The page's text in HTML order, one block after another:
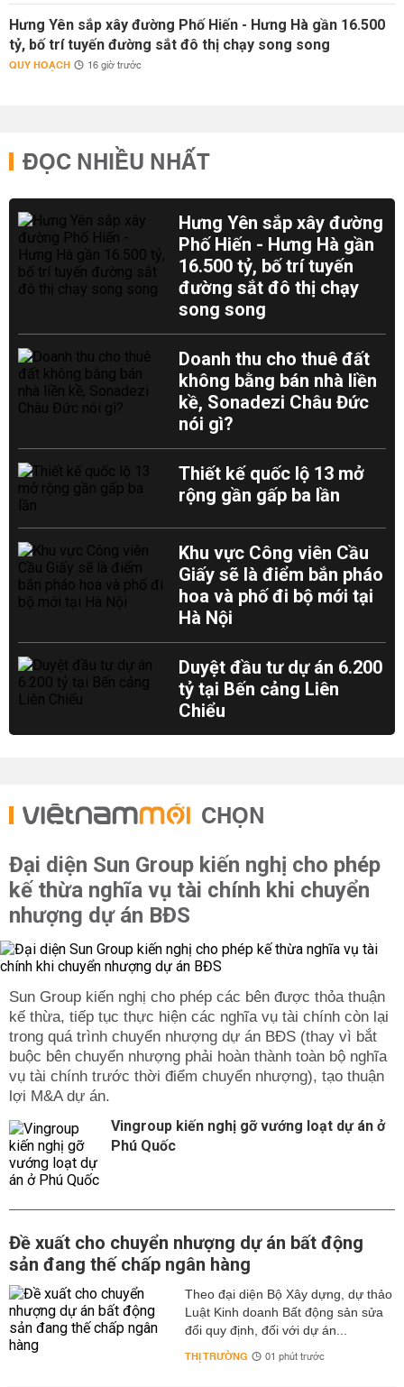
Hưng Yên sắp xây đường Phố Hiến - Hưng Hà gần 16.500
tỷ, bố trí tuyến đường sắt đô thị chạy song song
QUY HOẠCH 16 giờ trước
ĐỌC NHIỀU NHẤT
Hưng Yên sắp xây đường
Phố Hiến - Hưng Hà gần
16.500 tỷ, bố trí tuyến
đường sắt đô thị chạy
song song
Doanh thu cho thuê đất
không bằng bán nhà liền
kề, Sonadezi Châu Đức
nói gì?
Thiết kế quốc lộ 13 mở
rộng gần gấp ba lần
Khu vực Công viên Cầu
Giấy sẽ là điểm bắn pháo
hoa và phố đi bộ mới tại
Hà Nội
Duyệt đầu tư dự án 6.200
tỷ tại Bến cảng Liên
Chiểu
CHỌN
Đại diện Sun Group kiến nghị cho phép
kế thừa nghĩa vụ tài chính khi chuyển
nhượng dự án BĐS
Sun Group kiến nghị cho phép các bên được thỏa thuận
kế thừa, tiếp tục thực hiện các nghĩa vụ tài chính còn lại
trong quá trình chuyển nhượng dự án BĐS (thay vì bắt
buộc bên chuyển nhượng phải hoàn thành toàn bộ nghĩa
vụ tài chính trước thời điểm chuyển nhượng), tạo thuận
lợi M&A dự án.
Vingroup kiến nghị gỡ vướng loạt dự án ở
Phú Quốc
Đề xuất cho chuyển nhượng dự án bất động
sản đang thế chấp ngân hàng
Theo đại diện Bộ Xây dựng, dự thảo
Luật Kinh doanh Bất động sản sửa
đổi quy định, đối với dự án...
THỊ TRƯỜNG 01 phút trước